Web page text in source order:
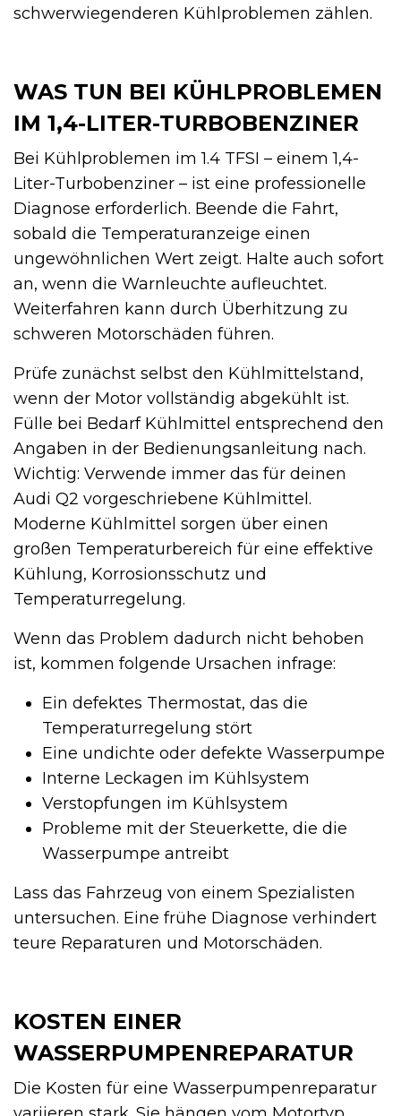
schwerwiegenderen Kühlproblemen zählen.
WAS TUN BEI KÜHLPROBLEMEN
IM 1,4-LITER-TURBOBENZINER
Bei Kühlproblemen im 1.4 TFSI – einem 1,4-
Liter-Turbobenziner – ist eine professionelle
Diagnose erforderlich. Beende die Fahrt,
sobald die Temperaturanzeige einen
ungewöhnlichen Wert zeigt. Halte auch sofort
an, wenn die Warnleuchte aufleuchtet.
Weiterfahren kann durch Überhitzung zu
schweren Motorschäden führen.
Prüfe zunächst selbst den Kühlmittelstand,
wenn der Motor vollständig abgekühlt ist.
Fülle bei Bedarf Kühlmittel entsprechend den
Angaben in der Bedienungsanleitung nach.
Wichtig: Verwende immer das für deinen
Audi Q2 vorgeschriebene Kühlmittel.
Moderne Kühlmittel sorgen über einen
großen Temperaturbereich für eine effektive
Kühlung, Korrosionsschutz und
Temperaturregelung.
Wenn das Problem dadurch nicht behoben
ist, kommen folgende Ursachen infrage:
Ein defektes Thermostat, das die
Temperaturregelung stört
Eine undichte oder defekte Wasserpumpe
Interne Leckagen im Kühlsystem
Verstopfungen im Kühlsystem
Probleme mit der Steuerkette, die die
Wasserpumpe antreibt
Lass das Fahrzeug von einem Spezialisten
untersuchen. Eine frühe Diagnose verhindert
teure Reparaturen und Motorschäden.
KOSTEN EINER
WASSERPUMPENREPARATUR
Die Kosten für eine Wasserpumpenreparatur